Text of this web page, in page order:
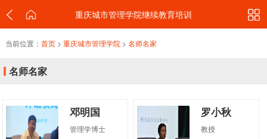
重庆城市管理学院继续教育培训
当前位置： 首页> 重庆城市管理学院> 名师名家
名师名家
邓明国
管理学博士
罗小秋
教授